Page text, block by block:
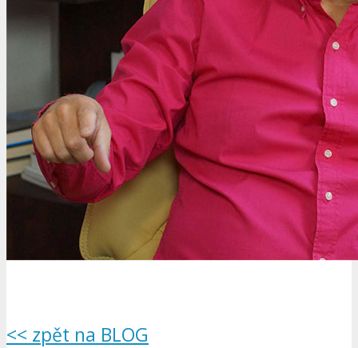
<< zpět na BLOG